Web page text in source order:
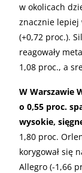
w okolicach
znacznie lepiej
(+0,72 proc.).
reagowały
1,08 proc., a
W Warszawie
o 0,55 proc.
wysokie,
1,80 proc.
korygował się
Allegro (-1,66